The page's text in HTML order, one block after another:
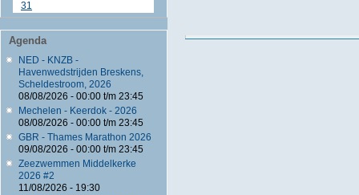
31
Agenda
NED - KNZB -
Havenwedstrijden Breskens,
Scheldestroom, 2026
08/08/2026 - 00:00t/m 23:45
Mechelen - Keerdok - 2026
08/08/2026 - 00:00t/m 23:45
GBR - Thames Marathon 2026
09/08/2026 - 00:00t/m 23:45
Zeezwemmen Middelkerke
2026 #2
11/08/2026 - 19:30